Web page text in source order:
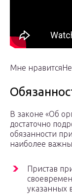
Мне
В законе «Об
достаточно
обязанности
наиболее
Пристав
указанных